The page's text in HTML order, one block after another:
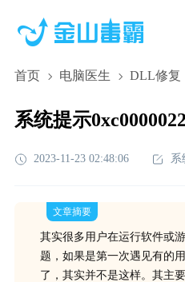
首页 电脑医生 DLL修复
系统提示
2023-11-23 02:48:06 系
文章摘要
其实很多用户在运行软件或
题，如果是第一次遇见有的
了，其实并不是这样。其主